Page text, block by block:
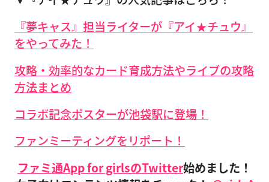
『夢キャス』担当ライターが『アイ★チュウ』
をやってみた！
攻略・効率的なカード育成方法やライブの攻略
方法まとめ
コラボ記念ポスターが池袋駅に登場！
ファンミーティングをリポート！
ファミ通App for girlsのTwitter始めました！